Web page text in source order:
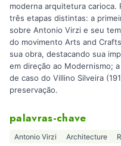
moderna arquitetura carioca.
três etapas distintas: a
sobre Antonio Virzi e seu
do movimento Arts and
sua obra, destacando sua
em direção ao Modernismo;
de caso do Villino Silveira
preservação.
palavras-chave
Antonio Virzi Architecture